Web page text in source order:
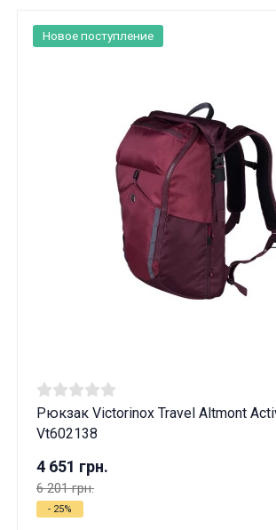
Рюкзак Victorinox Travel Altmont
Vt602138
4 651 грн.
6 201 грн.
- 25%
Новое поступление